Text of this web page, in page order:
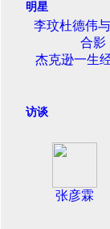
明星
李玟杜德伟
合影
杰克逊一生
访谈
张彦霖